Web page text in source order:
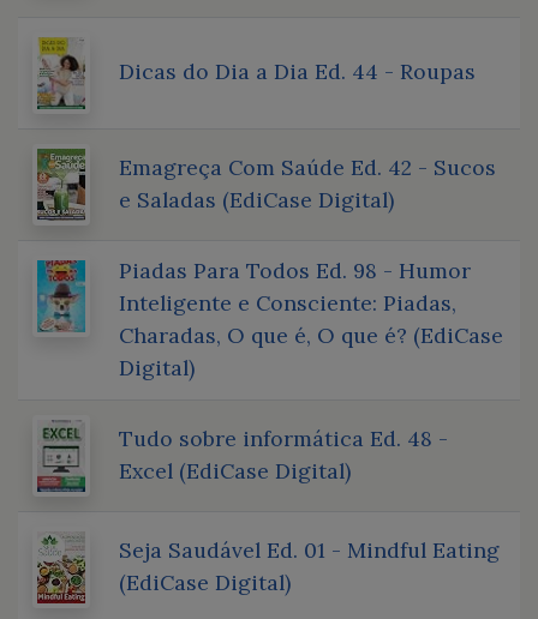
Dicas do Dia a Dia Ed. 44 - Roupas
Emagreça Com Saúde Ed. 42 - Sucos
e Saladas (EdiCase Digital)
Piadas Para Todos Ed. 98 - Humor
Inteligente e Consciente: Piadas,
Charadas, O que é, O que é? (EdiCase
Digital)
Tudo sobre informática Ed. 48 -
Excel (EdiCase Digital)
Seja Saudável Ed. 01 - Mindful Eating
(EdiCase Digital)